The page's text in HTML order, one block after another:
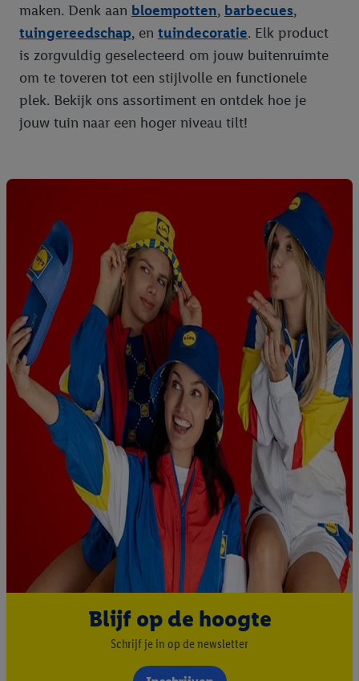
maken. Denk aan bloempotten, barbecues,
tuingereedschap, en tuindecoratie. Elk product
is zorgvuldig geselecteerd om jouw buitenruimte
om te toveren tot een stijlvolle en functionele
plek. Bekijk ons assortiment en ontdek hoe je
jouw tuin naar een hoger niveau tilt!
Blijf op de hoogte
Schrijf je in op de newsletter